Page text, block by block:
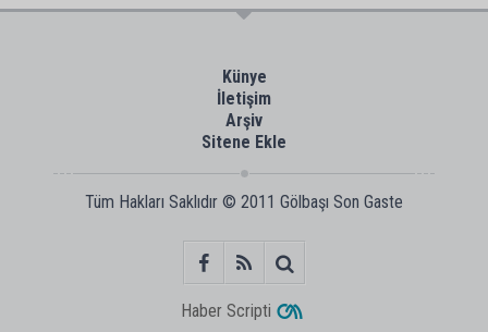
Künye
İletişim
Arşiv
Sitene Ekle
Tüm Hakları Saklıdır © 2011 Gölbaşı Son Gaste
Haber Scripti